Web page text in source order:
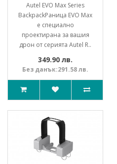
Autel EVO Max Series
BackpackРаница EVO Max
е специално
проектирана за вашия
дрон от серията Autel R..
349.90 лв.
Без данък:291.58 лв.